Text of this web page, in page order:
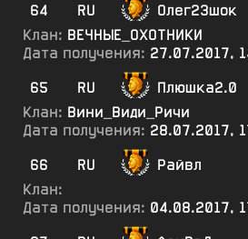
64
RU
Олег23шок
Клан: ВЕЧНЫЕ_ОХОТНИКИ
Дата получения: 27.07.2017,
65
RU
Плюшка2.0
Клан: Вини_Види_Ричи
Дата получения: 28.07.2017,
66
RU
Райвл
Клан:
Дата получения: 04.08.2017,